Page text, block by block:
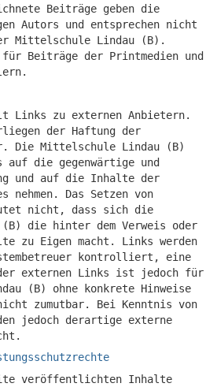
Beiträge geben die
Autors und entsprechen nicht
Mittelschule Lindau (B).
Beiträge der Printmedien und
Links zu externen Anbietern.
der Haftung der
Die Mittelschule Lindau (B)
auf die gegenwärtige und
und auf die Inhalte der
nehmen. Das Setzen von
nicht, dass sich die
die hinter dem Verweis oder
zu Eigen macht. Links werden
kontrolliert, eine
externen Links ist jedoch für
(B) ohne konkrete Hinweise
zumutbar. Bei Kenntnis von
jedoch derartige externe
veröffentlichten Inhalte